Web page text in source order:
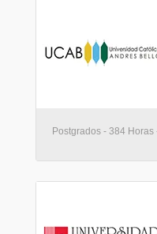
Postgrados - 384 Horas